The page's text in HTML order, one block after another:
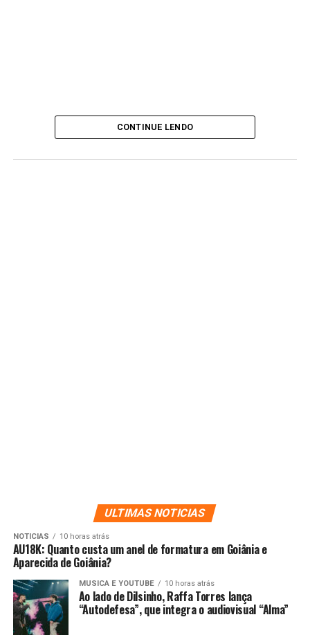
CONTINUE LENDO
ULTIMAS NOTICIAS
NOTICIAS 10 horas atrás
AU18K: Quanto custa um anel de formatura em Goiânia e
Aparecida de Goiânia?
MUSICA E YOUTUBE 10 horas atrás
Ao lado de Dilsinho, Raffa Torres lança
“Autodefesa”, que integra o audiovisual “Alma”